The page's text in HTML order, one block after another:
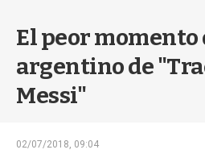
El peor
argentino de
Messi"
02/07/2018, 09:04